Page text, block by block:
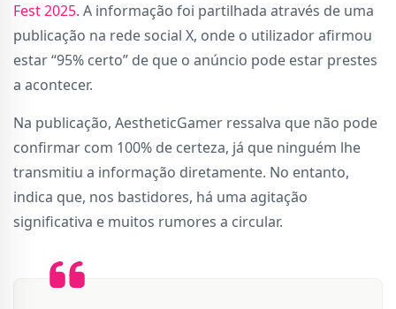
Fest 2025. A informação foi partilhada através de uma
publicação na rede social X, onde o utilizador afirmou
estar “95% certo” de que o anúncio pode estar prestes
a acontecer.
Na publicação, AestheticGamer ressalva que não pode
confirmar com 100% de certeza, já que ninguém lhe
transmitiu a informação diretamente. No entanto,
indica que, nos bastidores, há uma agitação
significativa e muitos rumores a circular.